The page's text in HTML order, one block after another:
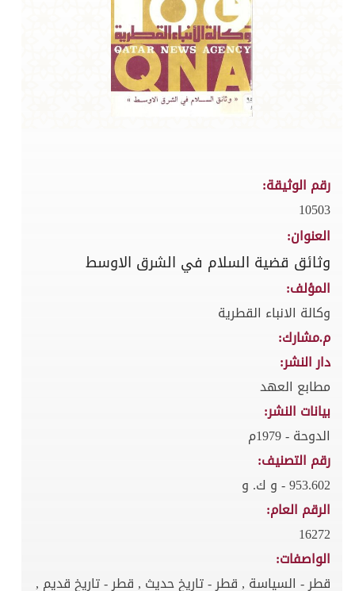
رقم الوثيقة:
10503
العنوان:
وثائق قضية السلام في الشرق الاوسط
المؤلف:
وكالة الانباء القطرية
م.مشارك:
دار النشر:
مطابع العهد
بيانات النشر:
الدوحة - 1979م
رقم التصنيف:
953.602 - و ك. و
الرقم العام:
16272
الواصفات:
قطر - السياسة , قطر - تاريخ حديث , قطر - تاريخ قديم ,